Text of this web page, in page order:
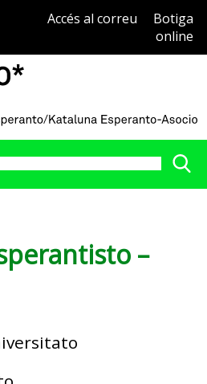
Accés al correu
Botiga
online
–